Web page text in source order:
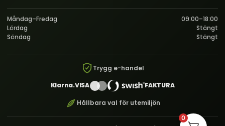
Måndag–Fredag
09:00–18:00
Lördag
Stängt
Söndag
Stängt
Trygg e-handel
Klarna.VISA FAKTURA
Hållbara val för utemiljön
0